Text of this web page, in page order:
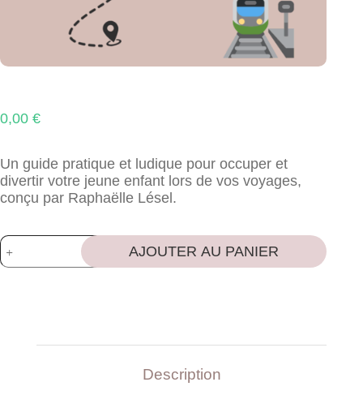
0,00 €
Un guide pratique et ludique pour occuper et
divertir votre jeune enfant lors de vos voyages,
conçu par Raphaëlle Lésel.
AJOUTER AU PANIER
Description